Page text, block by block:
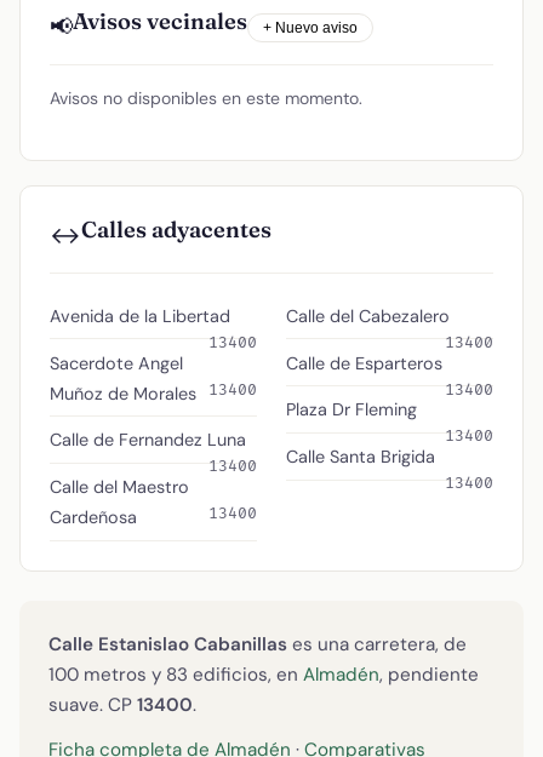
📢Avisos vecinales + Nuevo aviso
Avisos no disponibles en este momento.
↔️Calles adyacentes
Avenida de la Libertad
13400
Sacerdote Angel
Muñoz de Morales
13400
Calle de Fernandez Luna
13400
Calle del Maestro
Cardeñosa
13400
Calle del Cabezalero
13400
Calle de Esparteros
13400
Plaza Dr Fleming
13400
Calle Santa Brigida
13400
Calle Estanislao Cabanillas es una carretera, de
100 metros y 83 edificios, en Almadén, pendiente
suave. CP 13400.
Ficha completa de Almadén · Comparativas